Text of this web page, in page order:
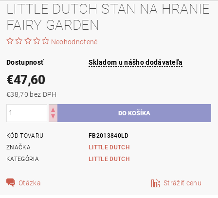
LITTLE DUTCH STAN NA HRANIE
FAIRY GARDEN
Neohodnotené
Dostupnosť Skladom u nášho dodávateľa
€47,60
€38,70 bez DPH
KÓD TOVARU
FB2013840LD
ZNAČKA
LITTLE DUTCH
KATEGÓRIA
LITTLE DUTCH
Otázka Strážiť cenu